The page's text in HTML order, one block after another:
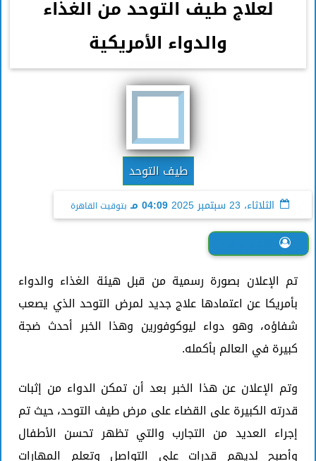
لعلاج طيف التوحد من الغذاء
والدواء الأمريكية
طيف التوحد
الثلاثاء، 23 سبتمبر 2025 04:09 مـ بتوقيت القاهرة
تم الإعلان بصورة رسمية من قبل هيئة الغذاء والدواء
بأمريكا عن اعتمادها علاج جديد لمرض التوحد الذي يصعب
شفاؤه، وهو دواء ليوكوفورين وهذا الخبر أحدث ضجة
كبيرة في العالم بأكمله.
وتم الإعلان عن هذا الخبر بعد أن تمكن الدواء من إثبات
قدرته الكبيرة على القضاء على مرض طيف التوحد، حيث تم
إجراء العديد من التجارب والتي تظهر تحسن الأطفال
وأصبح لديهم قدرات على التواصل وتعلم المهارات